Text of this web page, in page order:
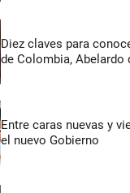
Diez claves para
de Colombia, Abelardo
Entre caras nuevas y
el nuevo Gobierno